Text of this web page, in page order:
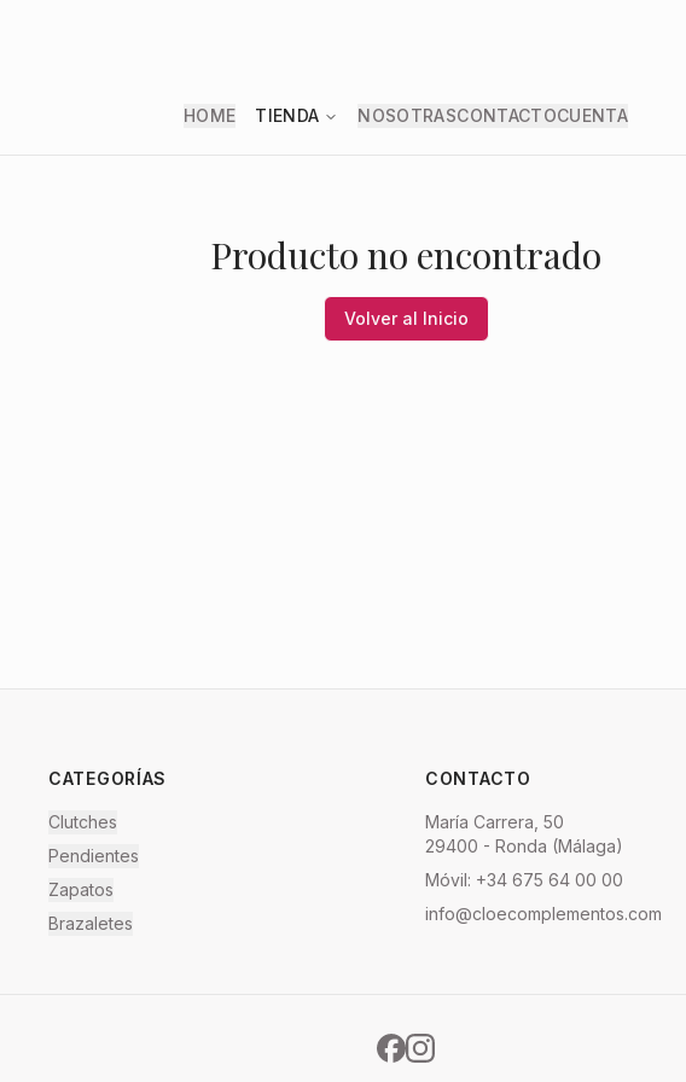
HOME TIENDA NOSOTRASCONTACTOCUENTA
Producto no encontrado
Volver al Inicio
CATEGORÍAS
Clutches
Pendientes
Zapatos
Brazaletes
CONTACTO
María Carrera, 50
29400 - Ronda (Málaga)
Móvil: +34 675 64 00 00
info@cloecomplementos.com